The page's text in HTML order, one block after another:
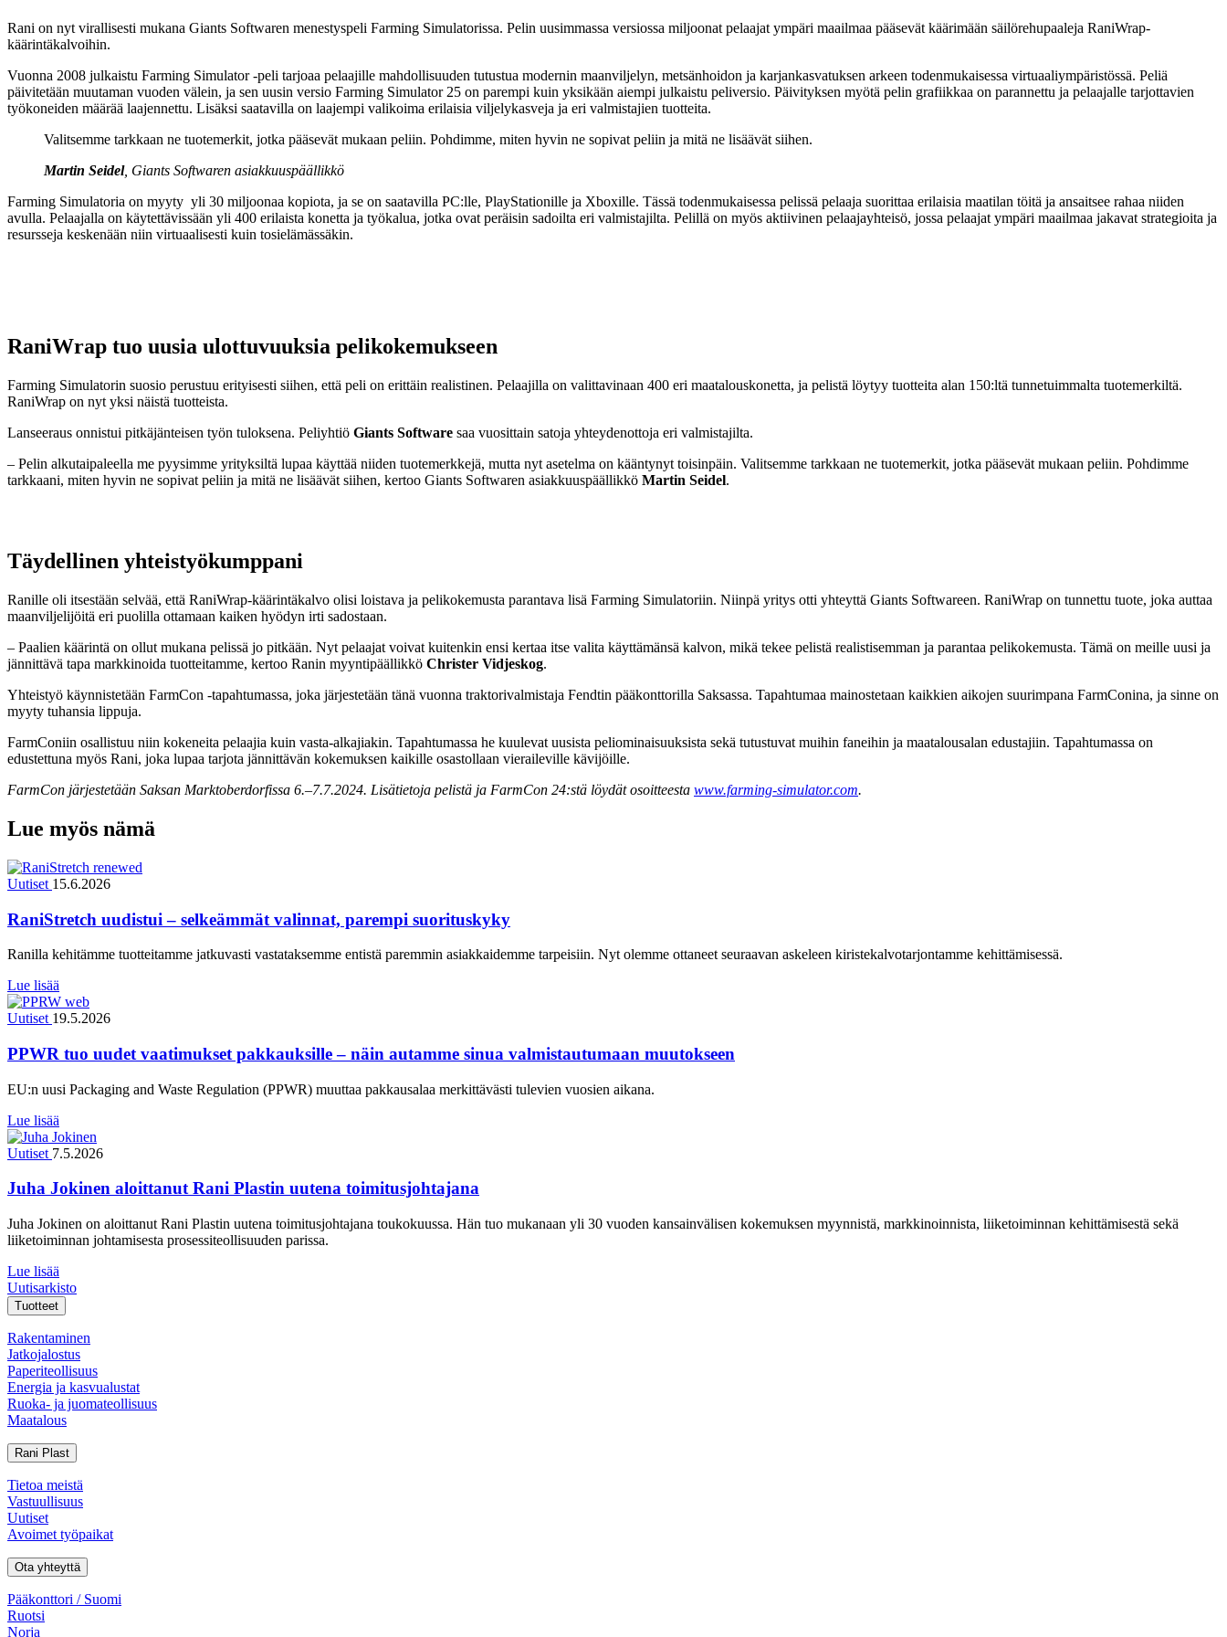
Rani on nyt virallisesti mukana Giants Softwaren menestyspeli Farming Simulatorissa. Pelin uusimmassa versiossa miljoonat pelaajat ympäri maailmaa pääsevät käärimään säilörehupaaleja RaniWrap-
käärintäkalvoihin.
Vuonna 2008 julkaistu Farming Simulator -peli tarjoaa pelaajille mahdollisuuden tutustua modernin maanviljelyn, metsänhoidon ja karjankasvatuksen arkeen todenmukaisessa virtuaaliympäristössä. Peliä
päivitetään muutaman vuoden välein, ja sen uusin versio Farming Simulator 25 on parempi kuin yksikään aiempi julkaistu peliversio. Päivityksen myötä pelin grafiikkaa on parannettu ja pelaajalle tarjottavien
työkoneiden määrää laajennettu. Lisäksi saatavilla on laajempi valikoima erilaisia viljelykasveja ja eri valmistajien tuotteita.
Valitsemme tarkkaan ne tuotemerkit, jotka pääsevät mukaan peliin. Pohdimme, miten hyvin ne sopivat peliin ja mitä ne lisäävät siihen.
Martin Seidel, Giants Softwaren asiakkuuspäällikkö
Farming Simulatoria on myyty yli 30 miljoonaa kopiota, ja se on saatavilla PC:lle, PlayStationille ja Xboxille. Tässä todenmukaisessa pelissä pelaaja suorittaa erilaisia maatilan töitä ja ansaitsee rahaa niiden
avulla. Pelaajalla on käytettävissään yli 400 erilaista konetta ja työkalua, jotka ovat peräisin sadoilta eri valmistajilta. Pelillä on myös aktiivinen pelaajayhteisö, jossa pelaajat ympäri maailmaa jakavat strategioita ja
resursseja keskenään niin virtuaalisesti kuin tosielämässäkin.
RaniWrap tuo uusia ulottuvuuksia pelikokemukseen
Farming Simulatorin suosio perustuu erityisesti siihen, että peli on erittäin realistinen. Pelaajilla on valittavinaan 400 eri maatalouskonetta, ja pelistä löytyy tuotteita alan 150:ltä tunnetuimmalta tuotemerkiltä.
RaniWrap on nyt yksi näistä tuotteista.
Lanseeraus onnistui pitkäjänteisen työn tuloksena. Peliyhtiö Giants Software saa vuosittain satoja yhteydenottoja eri valmistajilta.
– Pelin alkutaipaleella me pyysimme yrityksiltä lupaa käyttää niiden tuotemerkkejä, mutta nyt asetelma on kääntynyt toisinpäin. Valitsemme tarkkaan ne tuotemerkit, jotka pääsevät mukaan peliin. Pohdimme
tarkkaani, miten hyvin ne sopivat peliin ja mitä ne lisäävät siihen, kertoo Giants Softwaren asiakkuuspäällikkö Martin Seidel.
Täydellinen yhteistyökumppani
Ranille oli itsestään selvää, että RaniWrap-käärintäkalvo olisi loistava ja pelikokemusta parantava lisä Farming Simulatoriin. Niinpä yritys otti yhteyttä Giants Softwareen. RaniWrap on tunnettu tuote, joka auttaa
maanviljelijöitä eri puolilla ottamaan kaiken hyödyn irti sadostaan.
– Paalien käärintä on ollut mukana pelissä jo pitkään. Nyt pelaajat voivat kuitenkin ensi kertaa itse valita käyttämänsä kalvon, mikä tekee pelistä realistisemman ja parantaa pelikokemusta. Tämä on meille uusi ja
jännittävä tapa markkinoida tuotteitamme, kertoo Ranin myyntipäällikkö Christer Vidjeskog.
Yhteistyö käynnistetään FarmCon -tapahtumassa, joka järjestetään tänä vuonna traktorivalmistaja Fendtin pääkonttorilla Saksassa. Tapahtumaa mainostetaan kaikkien aikojen suurimpana FarmConina, ja sinne on
myyty tuhansia lippuja.
FarmConiin osallistuu niin kokeneita pelaajia kuin vasta-alkajiakin. Tapahtumassa he kuulevat uusista peliominaisuuksista sekä tutustuvat muihin faneihin ja maatalousalan edustajiin. Tapahtumassa on
edustettuna myös Rani, joka lupaa tarjota jännittävän kokemuksen kaikille osastollaan vieraileville kävijöille.
FarmCon järjestetään Saksan Marktoberdorfissa 6.–7.7.2024. Lisätietoja pelistä ja FarmCon 24:stä löydät osoitteesta www.farming-simulator.com.
Lue myös nämä
Uutiset 15.6.2026
RaniStretch uudistui – selkeämmät valinnat, parempi suorituskyky
Ranilla kehitämme tuotteitamme jatkuvasti vastataksemme entistä paremmin asiakkaidemme tarpeisiin. Nyt olemme ottaneet seuraavan askeleen kiristekalvotarjontamme kehittämisessä.
Lue lisää
Uutiset 19.5.2026
PPWR tuo uudet vaatimukset pakkauksille – näin autamme sinua valmistautumaan muutokseen
EU:n uusi Packaging and Waste Regulation (PPWR) muuttaa pakkausalaa merkittävästi tulevien vuosien aikana.
Lue lisää
Uutiset 7.5.2026
Juha Jokinen aloittanut Rani Plastin uutena toimitusjohtajana
Juha Jokinen on aloittanut Rani Plastin uutena toimitusjohtajana toukokuussa. Hän tuo mukanaan yli 30 vuoden kansainvälisen kokemuksen myynnistä, markkinoinnista, liiketoiminnan kehittämisestä sekä
liiketoiminnan johtamisesta prosessiteollisuuden parissa.
Lue lisää
Uutisarkisto
Tuotteet
Rakentaminen
Jatkojalostus
Paperiteollisuus
Energia ja kasvualustat
Ruoka- ja juomateollisuus
Maatalous
Rani Plast
Tietoa meistä
Vastuullisuus
Uutiset
Avoimet työpaikat
Ota yhteyttä
Pääkonttori / Suomi
Ruotsi
Norja